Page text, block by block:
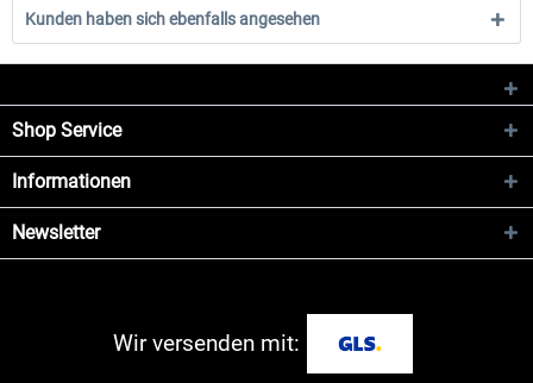
Kunden haben sich ebenfalls angesehen
Shop Service
Informationen
Newsletter
Wir versenden mit: